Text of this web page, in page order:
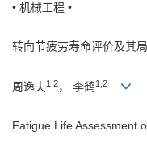
• 机械工程 •
转向节疲劳寿命评价及其
周逸夫1,2， 李鹤1,2
Fatigue Life Assessment